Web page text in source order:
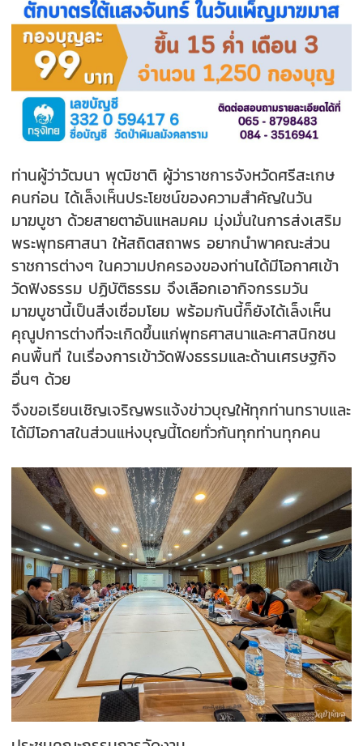
ท่านผู้ว่าวัฒนา พุฒิชาติ ผู้ว่าราชการจังหวัดศรีสะเกษ
คนก่อน ได้เล็งเห็นประโยชน์ของความสำคัญในวัน
มาฆบูชา ด้วยสายตาอันแหลมคม มุ่งมั่นในการส่งเสริม
พระพุทธศาสนา ให้สถิตสถาพร อยากนำพาคณะส่วน
ราชการต่างๆ ในความปกครองของท่านได้มีโอกาศเข้า
วัดฟังธรรม ปฏิบัติธรรม จึงเลือกเอากิจกรรมวัน
มาฆบูชานี้เป็นสิ่งเชื่อมโยม พร้อมกันนี้ก็ยังได้เล็งเห็น
คุณูปการต่างที่จะเกิดขึ้นแก่พุทธศาสนาและศาสนิกชน
คนพื้นที่ ในเรื่องการเข้าวัดฟังธรรมและด้านเศรษฐกิจ
อื่นๆ ด้วย
จึงขอเรียนเชิญเจริญพรแจ้งข่าวบุญให้ทุกท่านทราบและ
ได้มีโอกาสในส่วนแห่งบุญนี้โดยทั่วกันทุกท่านทุกคน